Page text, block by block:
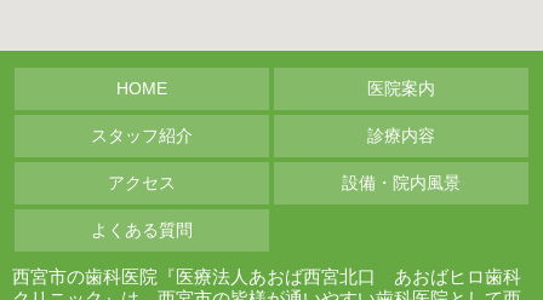
HOME 医院案内
スタッフ紹介 診療内容
アクセス 設備・院内風景
よくある質問
西宮市の歯科医院『医療法人あおば西宮北口 あおばヒロ歯科